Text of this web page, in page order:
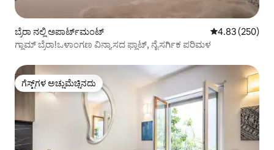
ಬ್ರೆರಾ ನಲ್ಲಿ ಅಪಾರ್ಟ್‌ಮಂಟ್ 5 ರಲ್ಲಿ 4.83
4.83 (250)
ಗ್ಲಾಮ್ ಬ್ರೆರಾ!ಒಳಾಂಗಣ ವಿನ್ಯಾಸದ ಫ್ಲಾಟ್, ನೈಸರ್ಗಿಕ ಪರಿಮಳ
ಗೆಸ್ಟ್‌ಗಳ ಅಚ್ಚುಮೆಚ್ಚಿನದು
ಗೆಸ್ಟ್‌ಗಳ ಅಚ್ಚುಮೆಚ್ಚಿನದು